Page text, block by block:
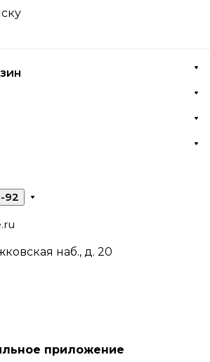
92
наб., д. 20
приложение